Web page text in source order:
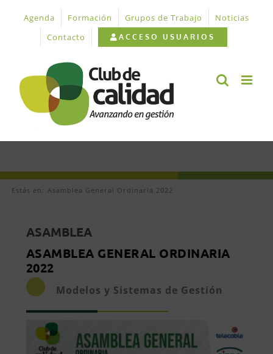
contenido
Agenda Formación Grupos de Trabajo
Noticias
Contacto
ACCESO USUARIOS
Estás en: Asamblea General Ordinaria 2022
ASAMBLEA
ASAMBLEA GENERAL ORDINARIA
2022
Modelos y Sistemas de Gestión